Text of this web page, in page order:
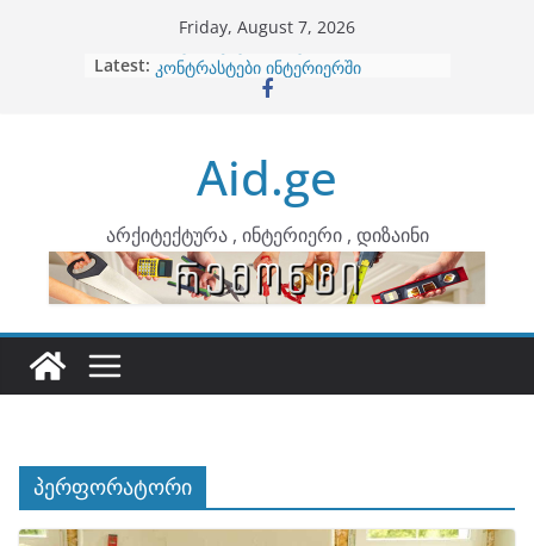
Friday, August 7, 2026
Latest: ბინების გაერთიანება
კონტრასტები ინტერიერში
ინტერიერის დიზიანი
არტემიდი წარმოგიდგენთ
Aid.ge
არქიტექტურა , ინტერიერი , დიზაინი
პერფორატორი